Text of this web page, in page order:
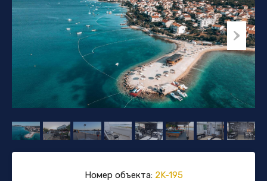
Номер объекта:2K-195